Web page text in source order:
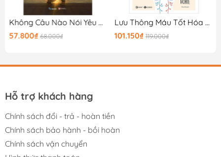
Không Câu Nào Nói Yêu Nhưng Tất Cả Đều Là Yêu
57.800₫ 68.000₫
Lưu Thông Máu Tốt Hóa Giải Bách Bệnh (Tái Bản 2024)
101.150₫ 119.000₫
Hỗ trợ khách hàng
Chính sách đổi - trả - hoàn tiền
Chính sách bảo hành - bồi hoàn
Chính sách vận chuyển